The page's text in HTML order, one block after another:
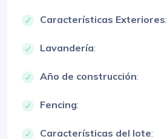
Características Exteriores:
Lavandería:
Año de construcción:
Fencing:
Características del lote: